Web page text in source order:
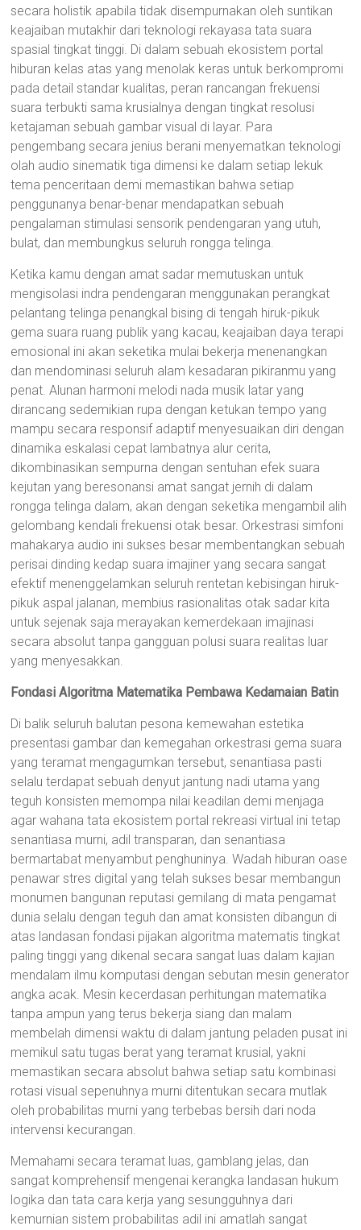
secara holistik apabila tidak disempurnakan oleh suntikan
keajaiban mutakhir dari teknologi rekayasa tata suara
spasial tingkat tinggi. Di dalam sebuah ekosistem portal
hiburan kelas atas yang menolak keras untuk berkompromi
pada detail standar kualitas, peran rancangan frekuensi
suara terbukti sama krusialnya dengan tingkat resolusi
ketajaman sebuah gambar visual di layar. Para
pengembang secara jenius berani menyematkan teknologi
olah audio sinematik tiga dimensi ke dalam setiap lekuk
tema penceritaan demi memastikan bahwa setiap
penggunanya benar-benar mendapatkan sebuah
pengalaman stimulasi sensorik pendengaran yang utuh,
bulat, dan membungkus seluruh rongga telinga.
Ketika kamu dengan amat sadar memutuskan untuk
mengisolasi indra pendengaran menggunakan perangkat
pelantang telinga penangkal bising di tengah hiruk-pikuk
gema suara ruang publik yang kacau, keajaiban daya terapi
emosional ini akan seketika mulai bekerja menenangkan
dan mendominasi seluruh alam kesadaran pikiranmu yang
penat. Alunan harmoni melodi nada musik latar yang
dirancang sedemikian rupa dengan ketukan tempo yang
mampu secara responsif adaptif menyesuaikan diri dengan
dinamika eskalasi cepat lambatnya alur cerita,
dikombinasikan sempurna dengan sentuhan efek suara
kejutan yang beresonansi amat sangat jernih di dalam
rongga telinga dalam, akan dengan seketika mengambil alih
gelombang kendali frekuensi otak besar. Orkestrasi simfoni
mahakarya audio ini sukses besar membentangkan sebuah
perisai dinding kedap suara imajiner yang secara sangat
efektif menenggelamkan seluruh rentetan kebisingan hiruk-
pikuk aspal jalanan, membius rasionalitas otak sadar kita
untuk sejenak saja merayakan kemerdekaan imajinasi
secara absolut tanpa gangguan polusi suara realitas luar
yang menyesakkan.
Fondasi Algoritma Matematika Pembawa Kedamaian Batin
Di balik seluruh balutan pesona kemewahan estetika
presentasi gambar dan kemegahan orkestrasi gema suara
yang teramat mengagumkan tersebut, senantiasa pasti
selalu terdapat sebuah denyut jantung nadi utama yang
teguh konsisten memompa nilai keadilan demi menjaga
agar wahana tata ekosistem portal rekreasi virtual ini tetap
senantiasa murni, adil transparan, dan senantiasa
bermartabat menyambut penghuninya. Wadah hiburan oase
penawar stres digital yang telah sukses besar membangun
monumen bangunan reputasi gemilang di mata pengamat
dunia selalu dengan teguh dan amat konsisten dibangun di
atas landasan fondasi pijakan algoritma matematis tingkat
paling tinggi yang dikenal secara sangat luas dalam kajian
mendalam ilmu komputasi dengan sebutan mesin generator
angka acak. Mesin kecerdasan perhitungan matematika
tanpa ampun yang terus bekerja siang dan malam
membelah dimensi waktu di dalam jantung peladen pusat ini
memikul satu tugas berat yang teramat krusial, yakni
memastikan secara absolut bahwa setiap satu kombinasi
rotasi visual sepenuhnya murni ditentukan secara mutlak
oleh probabilitas murni yang terbebas bersih dari noda
intervensi kecurangan.
Memahami secara teramat luas, gamblang jelas, dan
sangat komprehensif mengenai kerangka landasan hukum
logika dan tata cara kerja yang sesungguhnya dari
kemurnian sistem probabilitas adil ini amatlah sangat